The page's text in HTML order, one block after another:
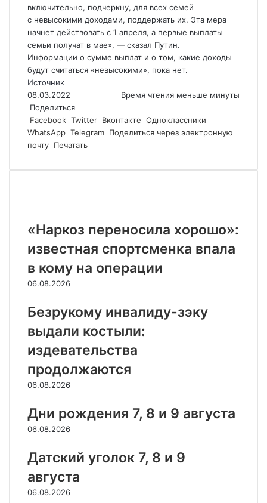
включительно, подчеркну, для всех семей
с невысокими доходами, поддержать их. Эта мера
начнет действовать с 1 апреля, а первые выплаты
семьи получат в мае», — сказал Путин.
Информации о сумме выплат и о том, какие доходы
будут считаться «невысокими», пока нет.
Источник
08.03.2022
Время чтения меньше минуты
Поделиться
Facebook Twitter Вконтакте Одноклассники
WhatsApp Telegram Поделиться через электронную
почту Печатать
«Наркоз переносила хорошо»:
известная спортсменка впала
в кому на операции
06.08.2026
Безрукому инвалиду-зэку
выдали костыли:
издевательства
продолжаются
06.08.2026
Дни рождения 7, 8 и 9 августа
06.08.2026
Датский уголок 7, 8 и 9
августа
06.08.2026